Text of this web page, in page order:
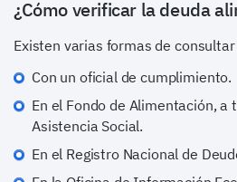
¿Cómo verificar la deuda
Existen varias formas de
Con un oficial de cumplimiento.
En el Fondo de Alimentación, a
Asistencia Social.
En el Registro Nacional de